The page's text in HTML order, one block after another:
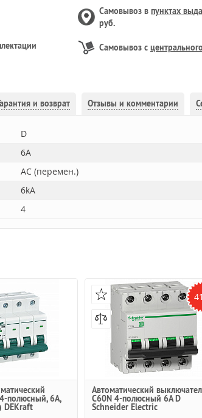
Самовывоз в пунктах
руб.
Самовывоз с
и возврат Отзывы и комментарии
D
6A
AC (перемен.)
6kA
4
полюсный, 6А,
DEKraft
Автоматический
C60N 4-полюсный 6A D
Schneider Electric